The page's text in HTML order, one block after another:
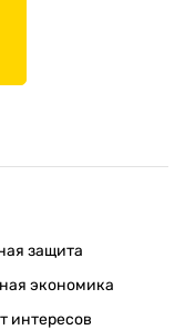
защита
экономика
интересов